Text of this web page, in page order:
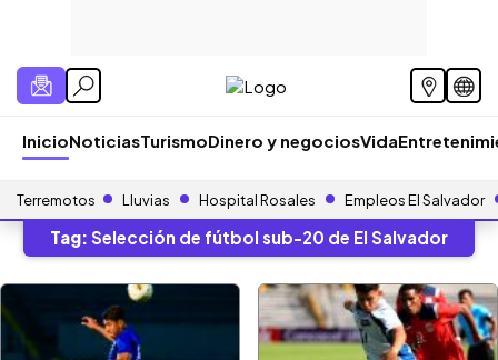
InicioNoticiasTurismoDinero y negociosVida
Terremotos Lluvias Hospital Rosales Empleos El Salvador
Tag: Selección de fútbol sub-20 de El Salvador